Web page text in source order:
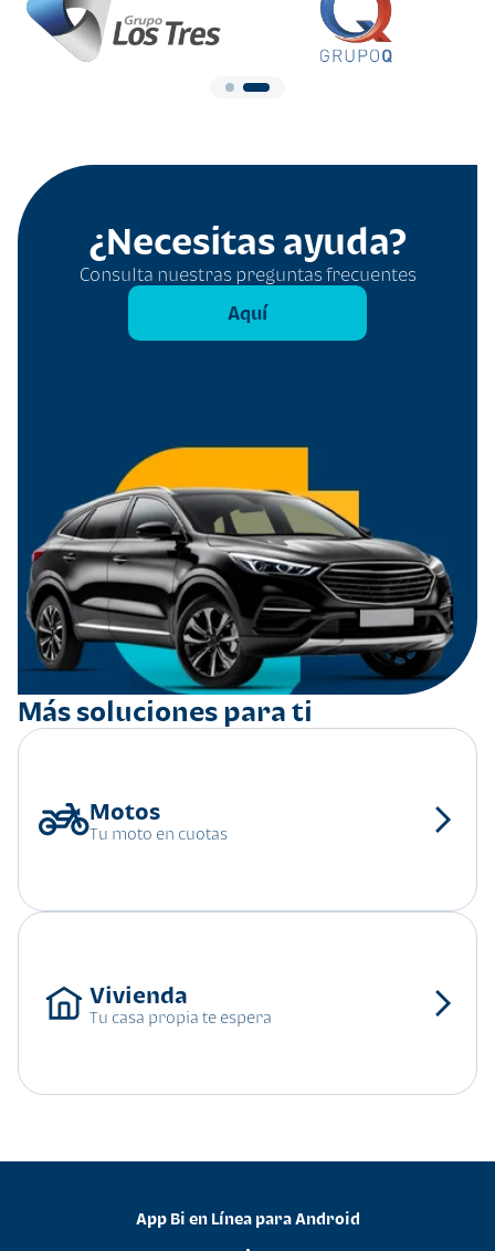
¿Necesitas ayuda?
Consulta nuestras preguntas frecuentes
Aquí
Más soluciones para ti
Tu moto en cuotas
Tu casa propia te espera
App Bi en Línea para Android